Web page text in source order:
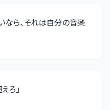
ら、それは自分の音楽
ろ」